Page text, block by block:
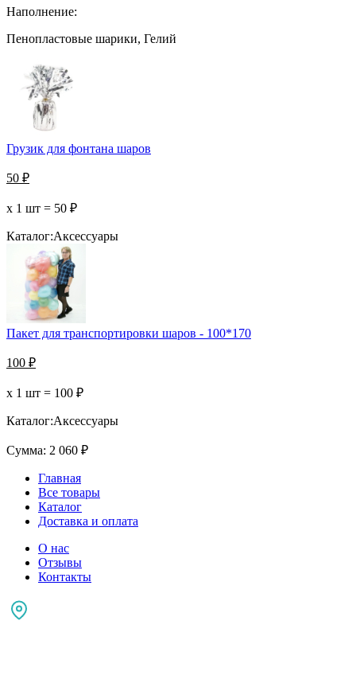
Наполнение:
Пенопластовые шарики, Гелий
Грузик для фонтана шаров
50 ₽
х 1 шт = 50 ₽
Каталог:Аксессуары
Пакет для транспортировки шаров - 100*170
100 ₽
х 1 шт = 100 ₽
Каталог:Аксессуары
Сумма: 2 060 ₽
Главная
Все товары
Каталог
Доставка и оплата
О нас
Отзывы
Контакты